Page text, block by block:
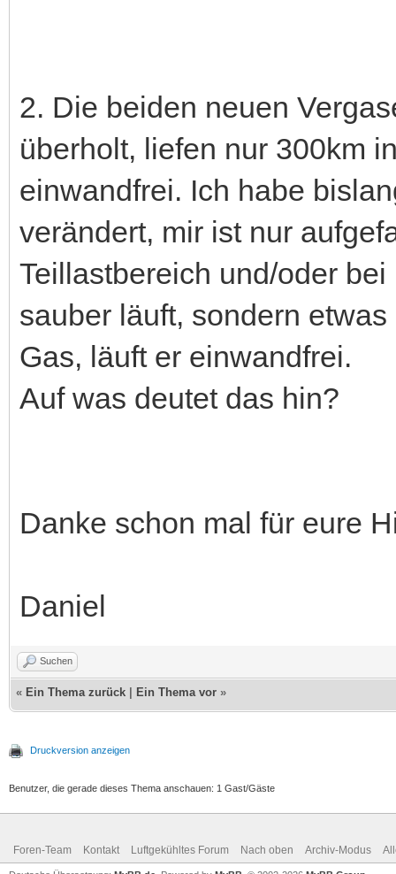
2. Die beiden neuen
überholt, liefen nur 300km
einwandfrei. Ich habe
verändert, mir ist nur
Teillastbereich und/oder
sauber läuft, sondern
Gas, läuft er einwandfrei.
Auf was deutet das hin?
Danke schon mal für eure
Daniel
Suchen
« Ein Thema zurück Ein Thema vor »
Druckversion anzeigen
Benutzer, die gerade dieses Thema anschauen: 1 Gast/Gäste
Foren-Team Kontakt Luftgekühltes Forum Nach oben Archiv-Modus